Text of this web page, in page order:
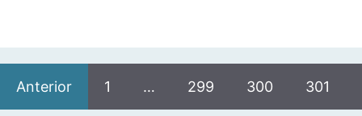
Anterior 1 … 299 300 301